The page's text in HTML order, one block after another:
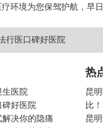
环境为您保驾护航，早
行医口碑好医院
生医院
好医院
决你的隐痛
热
昆
比！
昆